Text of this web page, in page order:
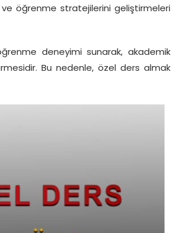
ve öğrenme stratejilerini geliştirmeleri
deneyimi sunarak, akademik
Bu nedenle, özel ders almak